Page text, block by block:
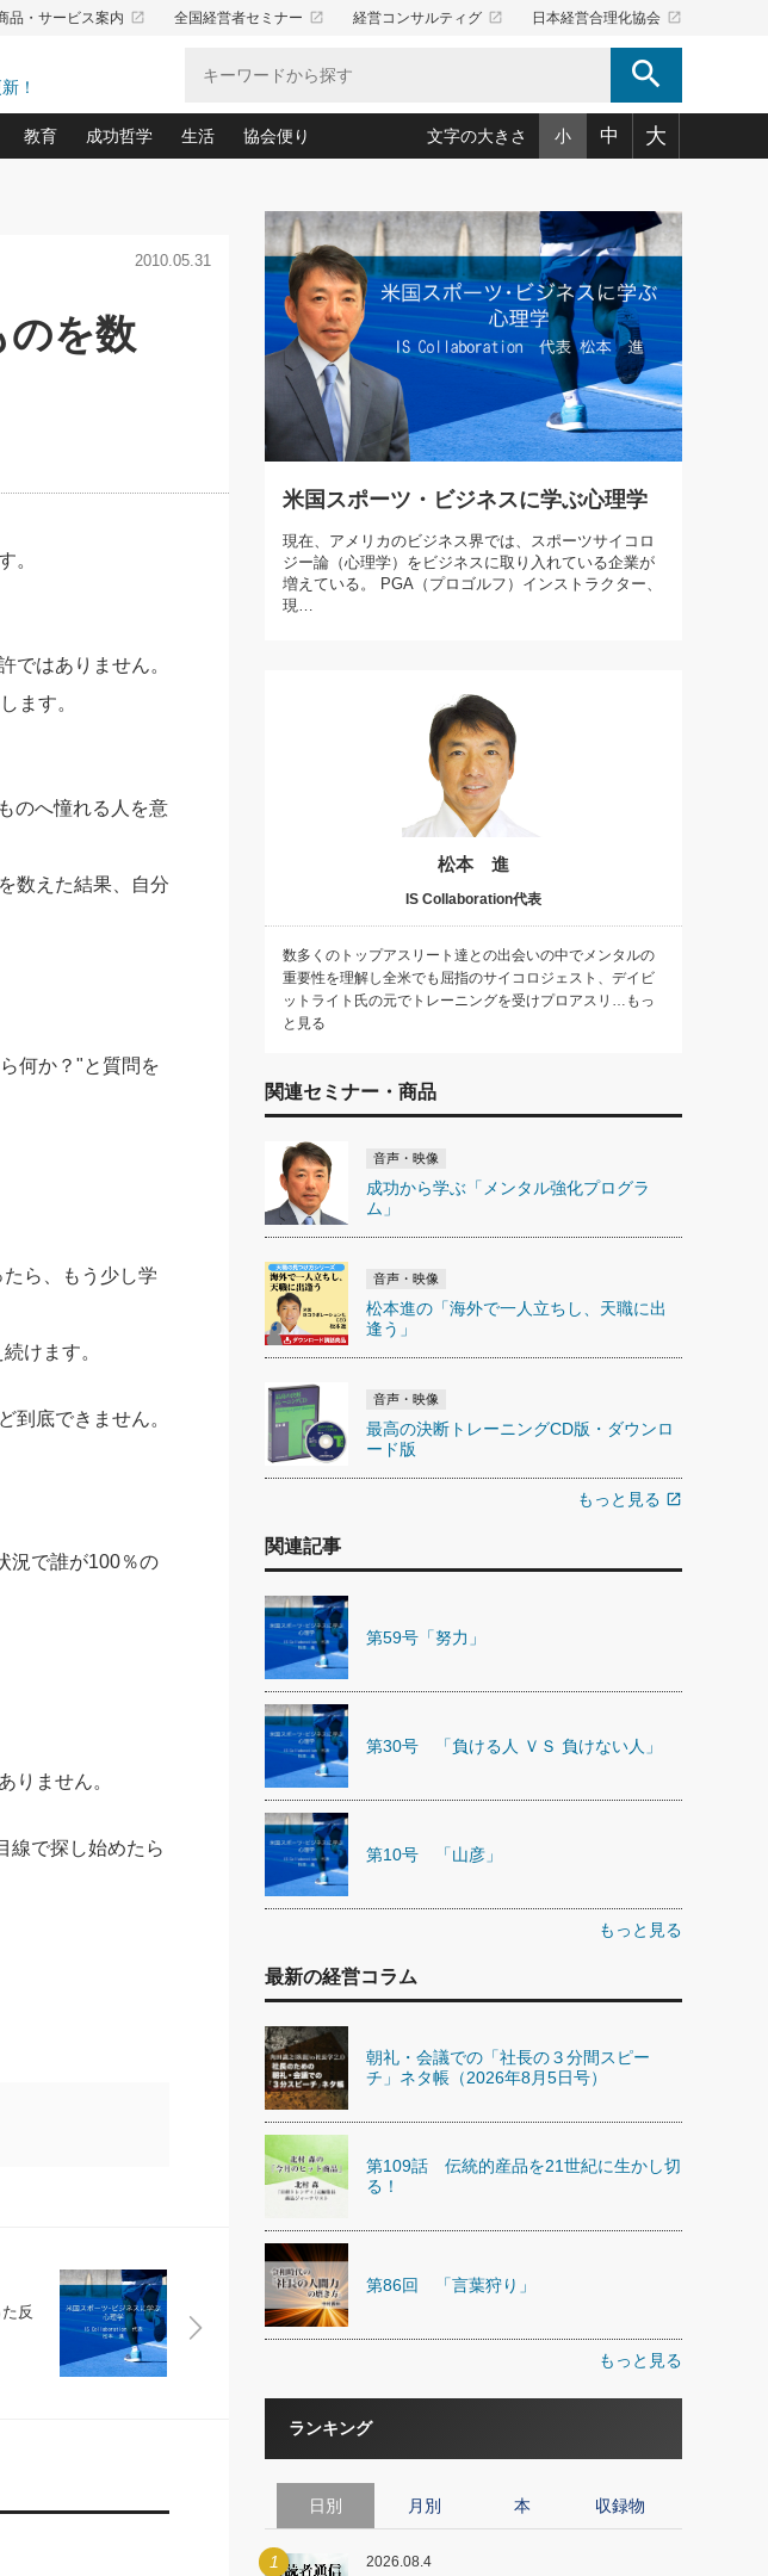
品・サービス案内 launch 全国経営者セミナー launch 経営コンサルティグ launch 日本経営合理化協会 launch
！ search
2026.08.4
【追悼】鈴木敏文氏 言葉で伝
える経営（ジャーナリスト 勝
見明氏）
もっとみる
てお
(12)
事術」(28)
るために、やっておきたいこと(34)
急対策(100)
が違う！(36)
！(12)
下げるハラスメントの予防策(10)
(68)
会から支持される「ウェルビーイング経営入
一彦の“流行る”お店の仕組みづくり(210)
夫─社長のための現場改善(174)
教育
あなただからお願いしたいと思われる 気配りの達人(127)
クレーム対応 実践マニュアル(92)
クレーム対応の新知識と新常識(57)
デキル社員に育てる！ 社員教育の決め手(203)
東川鷹年の「中小企業の人育て」(38)
成功哲学
中国哲学に学ぶ 不況は会社守成の好機(38)
令和時代の「社長の人間力の磨き方」(86)
先人の名句名言の教え 東洋思想に学ぶ経営学(132)
渡部昇一の「日本の指導者たち」(32)
経営に活かす“十八史略”(30)
生活
おのころ心平の ──社長のための「か・ら・だマネジメント」
(50)
デジタルＡＶを味方に！新・仕事術(180)
リーダー脳の鍛え方(32)
ワインを楽しむ基礎レッスン(12)
必読！社長が読むべき今月の4冊(88)
眼と耳で楽しむ読書術(162)
社長の「氣」(30)
米国スポーツ・ビジネスに学ぶ心理学(98)
高橋一喜の『これぞ！"本物の温泉"』(157)
協会便り
「愛読者通信」著者インタビュー(44)
ビジネス見聞録 経営ニュース(100)
作間信司の経営無形庵(けいえいむぎょうあん)(166)
経営セミナー情報局(1)
繁栄への着眼点 牟田太陽(76)
講話を聞いて学ぼう 実学・耳学・磨く「ミミガク」のすすめ
(7)
文字の大きさ 小 中 大
2010.05.31
を数
。
ではありません。
ます。
のへ憧れる人を意
数えた結果、自分
何か？"と質問を
ら、もう少し学
けます。
到底できません。
況で誰が100％の
りません。
線で探し始めたら
反
米国スポーツ・ビジネスに学ぶ心理学
現在、アメリカのビジネス界では、スポーツサイコロ
ジー論（心理学）をビジネスに取り入れている企業が
増えている。 PGA（プロゴルフ）インストラクター、
現…
松本 進
IS Collaboration代表
数多くのトップアスリート達との出会いの中でメンタルの
重要性を理解し全米でも屈指のサイコロジェスト、デイビ
ットライト氏の元でトレーニングを受けプロアスリ…もっ
と見る
関連セミナー・商品
音声・映像
成功から学ぶ「メンタル強化プログラ
ム」
音声・映像
松本進の「海外で一人立ちし、天職に出
逢う」
音声・映像
最高の決断トレーニングCD版・ダウンロ
ード版
もっと見る open_in_new
関連記事
第59号「努力」
第30号 「負ける人 ＶＳ 負けない人」
第10号 「山彦」
もっと見る
最新の経営コラム
朝礼・会議での「社長の３分間スピー
チ」ネタ帳（2026年8月5日号）
第109話 伝統的産品を21世紀に生かし切
る！
第86回 「言葉狩り」
もっと見る
ランキング
日別 月別 本 収録物
1 2026.08.4